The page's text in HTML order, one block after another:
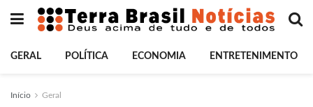
GERAL POLÍTICA ECONOMIA ENTRETENIMENTO
Início Geral